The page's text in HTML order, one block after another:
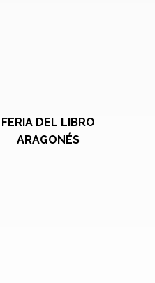
FERIA DEL LIBRO
ARAGONÉS